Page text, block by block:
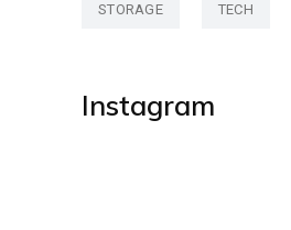
STORAGE TECH
Instagram